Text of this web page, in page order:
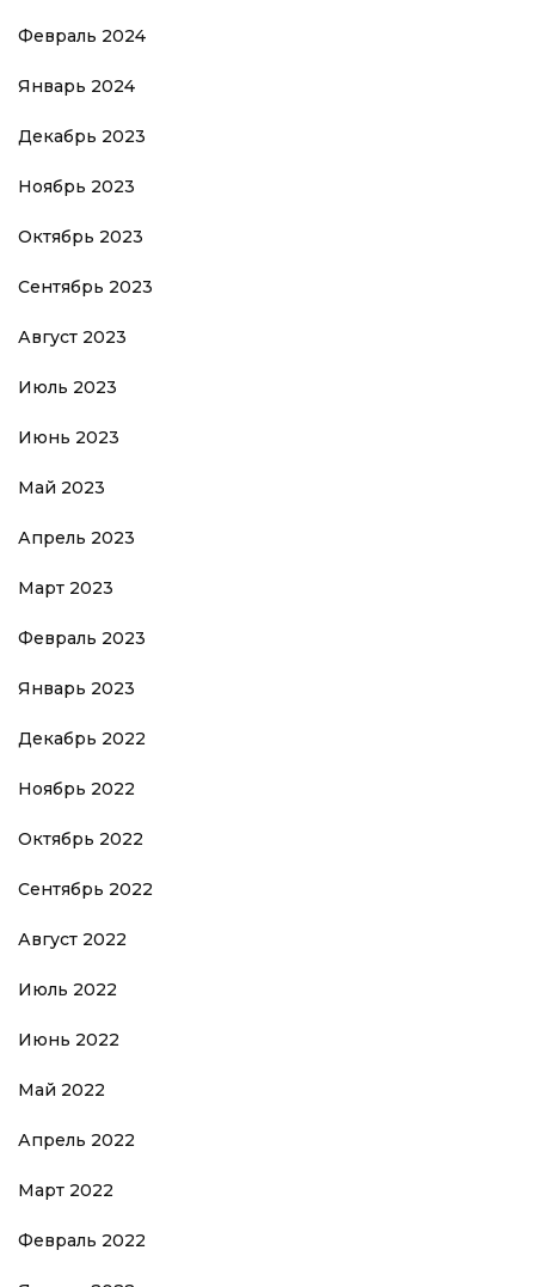
Февраль 2024
Январь 2024
Декабрь 2023
Ноябрь 2023
Октябрь 2023
Сентябрь 2023
Август 2023
Июль 2023
Июнь 2023
Май 2023
Апрель 2023
Март 2023
Февраль 2023
Январь 2023
Декабрь 2022
Ноябрь 2022
Октябрь 2022
Сентябрь 2022
Август 2022
Июль 2022
Июнь 2022
Май 2022
Апрель 2022
Март 2022
Февраль 2022